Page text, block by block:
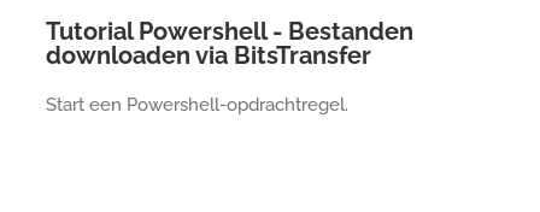
Tutorial Powershell - Bestanden
downloaden via BitsTransfer
Start een Powershell-opdrachtregel.